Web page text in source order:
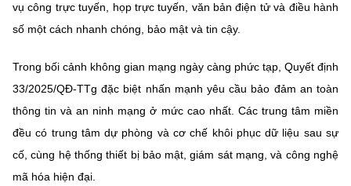
vụ công trực tuyến, họp trực tuyến, văn bản điện tử và điều hành
số một cách nhanh chóng, bảo mật và tin cậy.
Trong bối cảnh không gian mạng ngày càng phức tạp, Quyết định
33/2025/QĐ-TTg đặc biệt nhấn mạnh yêu cầu bảo đảm an toàn
thông tin và an ninh mạng ở mức cao nhất. Các trung tâm miền
đều có trung tâm dự phòng và cơ chế khôi phục dữ liệu sau sự
cố, cùng hệ thống thiết bị bảo mật, giám sát mạng, và công nghệ
mã hóa hiện đại.